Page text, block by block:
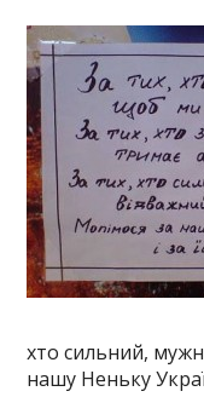
хто сильний,
нашу Неньку